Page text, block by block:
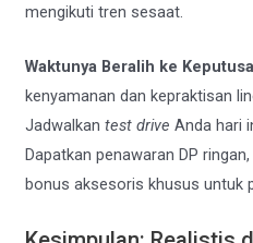
mengikuti tren sesaat.
Waktunya Beralih ke
kenyamanan dan kepraktisan
Jadwalkan test drive Anda hari
Dapatkan penawaran DP
bonus aksesoris khusus untuk